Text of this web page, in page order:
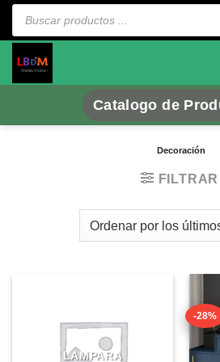
Saltar
Búsqueda
productos
Catalogo de
Decoración
FILTRAR
LAMPARA
-28%